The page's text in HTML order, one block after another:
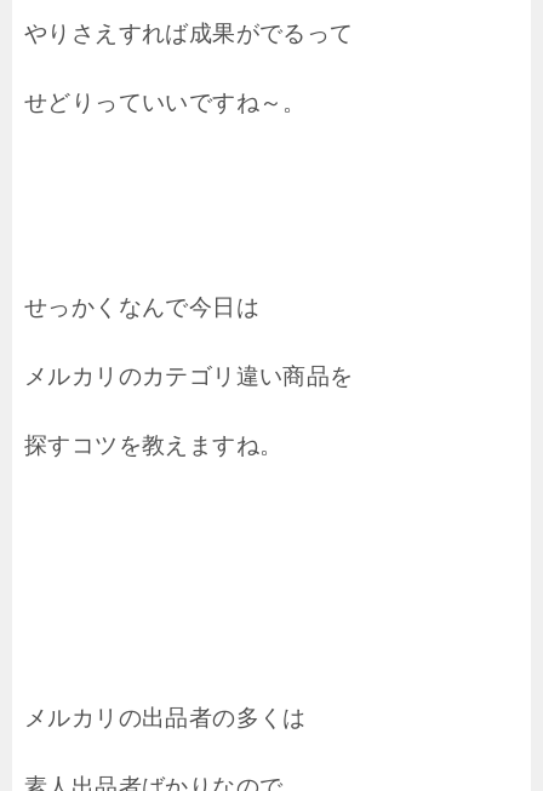
やりさえすれば成果がでるって
せどりっていいですね～。
せっかくなんで今日は
メルカリのカテゴリ違い商品を
探すコツを教えますね。
メルカリの出品者の多くは